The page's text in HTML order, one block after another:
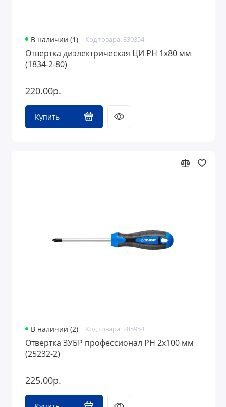
В наличии (1) Код товара: 330354
Отвертка диэлектрическая ЦИ PH 1х80 мм
(1834-2-80)
220.00р.
Купить
В наличии (2) Код товара: 285954
Отвертка ЗУБР профессионал PH 2x100 мм
(25232-2)
225.00р.